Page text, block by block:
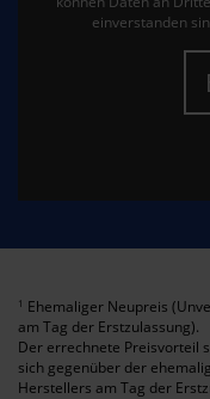
einverstanden
1 Ehemaliger Neupreis
am Tag der Erstzulassung).
Der errechnete Preisvorteil
sich gegenüber der
Herstellers am Tag der